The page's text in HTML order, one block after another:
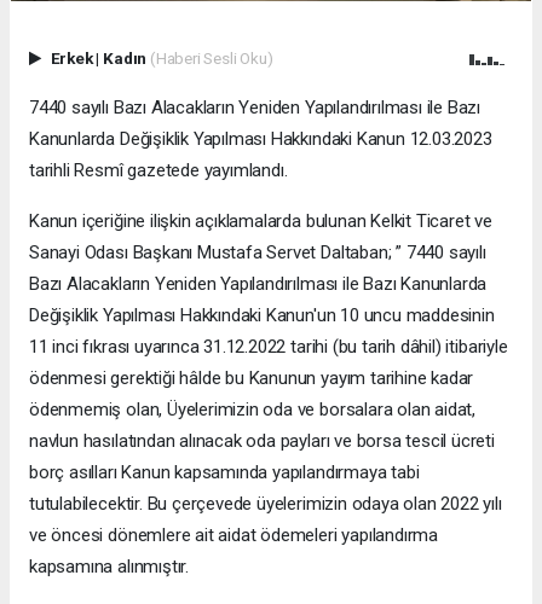
Erkek| Kadın (Haberi Sesli Oku)
7440 sayılı Bazı Alacakların Yeniden Yapılandırılması ile Bazı
Kanunlarda Değişiklik Yapılması Hakkındaki Kanun 12.03.2023
tarihli Resmî gazetede yayımlandı.
Kanun içeriğine ilişkin açıklamalarda bulunan Kelkit Ticaret ve
Sanayi Odası Başkanı Mustafa Servet Daltaban; ” 7440 sayılı
Bazı Alacakların Yeniden Yapılandırılması ile Bazı Kanunlarda
Değişiklik Yapılması Hakkındaki Kanun'un 10 uncu maddesinin
11 inci fıkrası uyarınca 31.12.2022 tarihi (bu tarih dâhil) itibariyle
ödenmesi gerektiği hâlde bu Kanunun yayım tarihine kadar
ödenmemiş olan, Üyelerimizin oda ve borsalara olan aidat,
navlun hasılatından alınacak oda payları ve borsa tescil ücreti
borç asılları Kanun kapsamında yapılandırmaya tabi
tutulabilecektir. Bu çerçevede üyelerimizin odaya olan 2022 yılı
ve öncesi dönemlere ait aidat ödemeleri yapılandırma
kapsamına alınmıştır.